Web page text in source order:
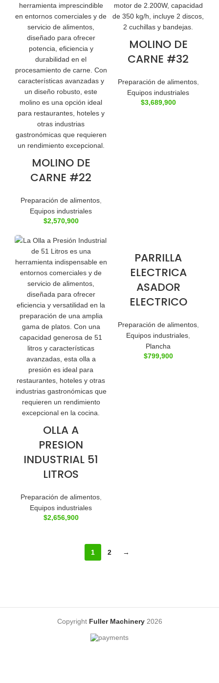
MOLINO DE
CARNE #22
Preparación de alimentos,
Equipos industriales
$2,570,900
MOLINO DE
CARNE #32
Preparación de alimentos,
Equipos industriales
$3,689,900
OLLA A
PRESION
INDUSTRIAL 51
LITROS
Preparación de alimentos,
Equipos industriales
$2,656,900
PARRILLA
ELECTRICA
ASADOR
ELECTRICO
Preparación de alimentos,
Equipos industriales,
Plancha
$799,900
1 2 →
Copyright Fuller Machinery 2026